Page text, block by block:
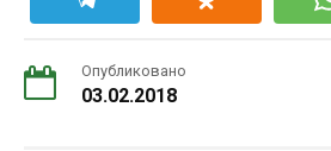
Опубликовано
03.02.2018